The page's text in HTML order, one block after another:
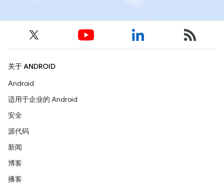
关于 ANDROID
Android
适用于企业的 Android
安全
源代码
新闻
博客
播客